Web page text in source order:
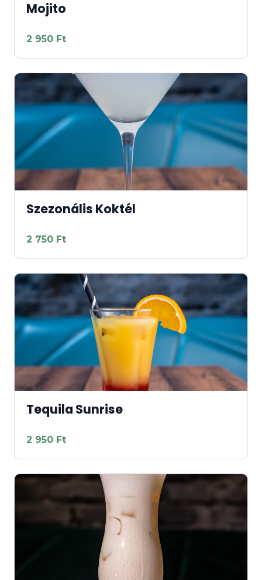
Mojito
2 950 Ft
Szezonális Koktél
2 750 Ft
Tequila Sunrise
2 950 Ft